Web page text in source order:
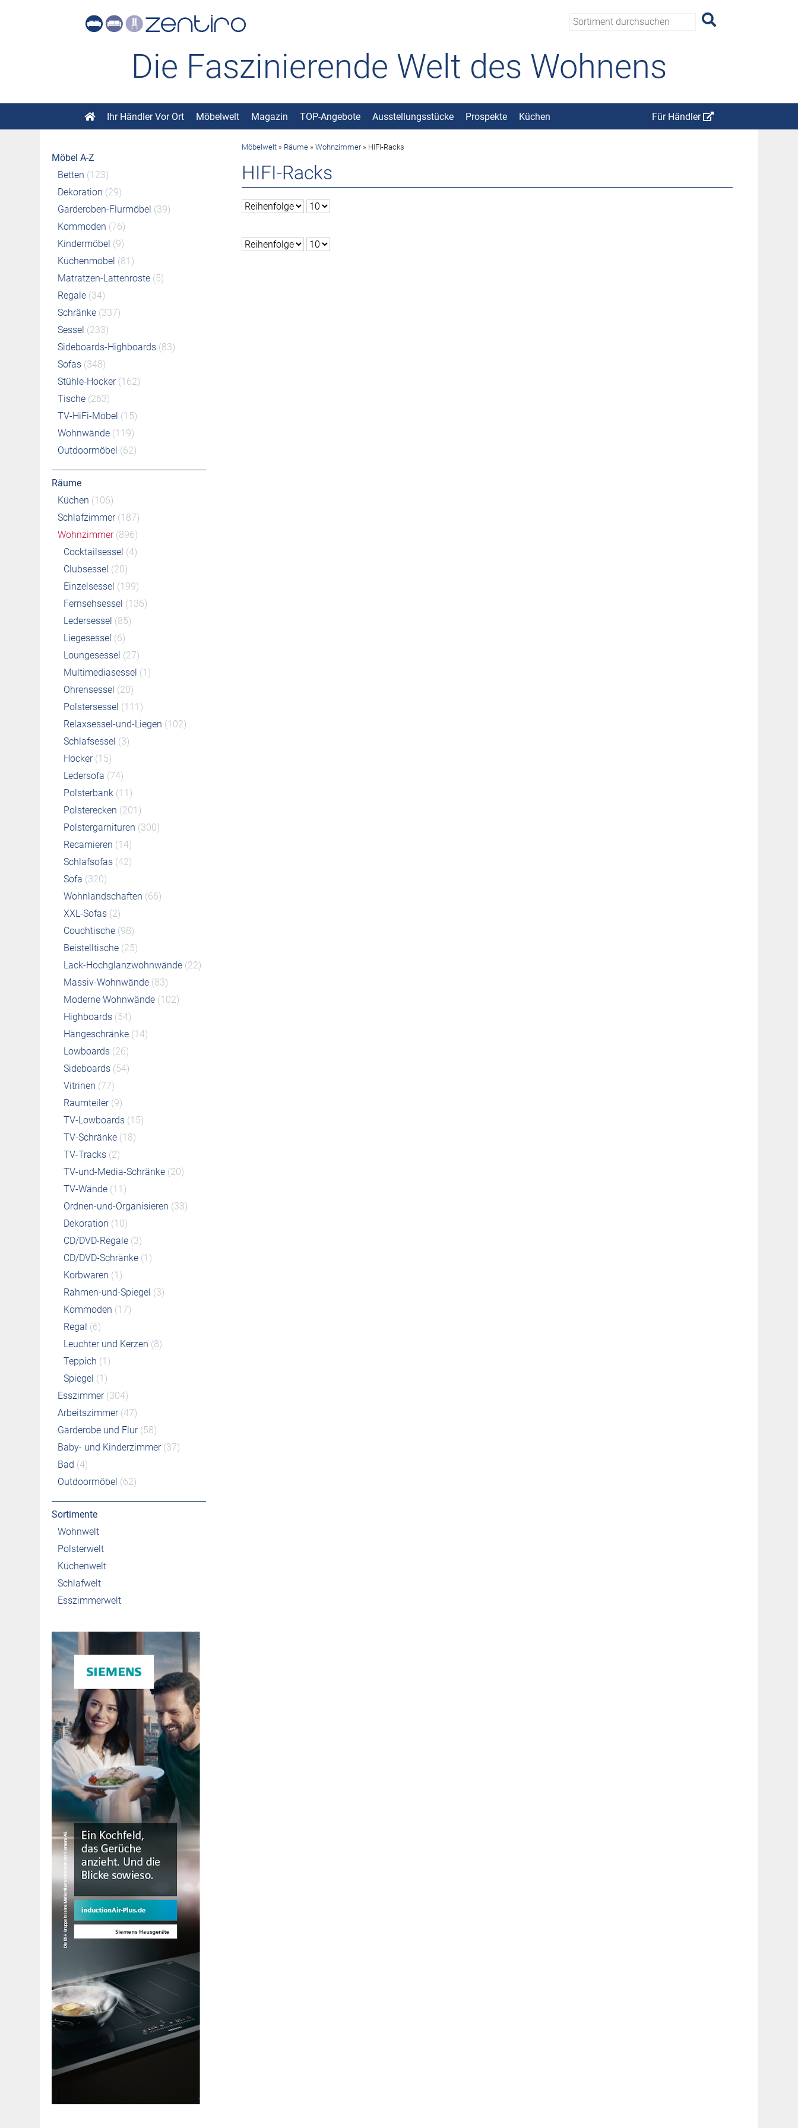
Die Faszinierende Welt des Wohnens
Ihr Händler Vor Ort Möbelwelt Magazin TOP-Angebote Ausstellungsstücke Prospekte Küchen Für Händler
Möbel A-Z
Betten (123)
Dekoration (29)
Garderoben-Flurmöbel (39)
Kommoden (76)
Kindermöbel (9)
Küchenmöbel (81)
Matratzen-Lattenroste (5)
Regale (34)
Schränke (337)
Sessel (233)
Sideboards-Highboards (83)
Sofas (348)
Stühle-Hocker (162)
Tische (263)
TV-HiFi-Möbel (15)
Wohnwände (119)
Outdoormöbel (62)
Räume
Küchen (106)
Schlafzimmer (187)
Wohnzimmer (896)
Cocktailsessel (4)
Clubsessel (20)
Einzelsessel (199)
Fernsehsessel (136)
Ledersessel (85)
Liegesessel (6)
Loungesessel (27)
Multimediasessel (1)
Ohrensessel (20)
Polstersessel (111)
Relaxsessel-und-Liegen (102)
Schlafsessel (3)
Hocker (15)
Ledersofa (74)
Polsterbank (11)
Polsterecken (201)
Polstergarnituren (300)
Recamieren (14)
Schlafsofas (42)
Sofa (320)
Wohnlandschaften (66)
XXL-Sofas (2)
Couchtische (98)
Beistelltische (25)
Lack-Hochglanzwohnwände (22)
Massiv-Wohnwände (83)
Moderne Wohnwände (102)
Highboards (54)
Hängeschränke (14)
Lowboards (26)
Sideboards (54)
Vitrinen (77)
Raumteiler (9)
TV-Lowboards (15)
TV-Schränke (18)
TV-Tracks (2)
TV-und-Media-Schränke (20)
TV-Wände (11)
Ordnen-und-Organisieren (33)
Dekoration (10)
CD/DVD-Regale (3)
CD/DVD-Schränke (1)
Korbwaren (1)
Rahmen-und-Spiegel (3)
Kommoden (17)
Regal (6)
Leuchter und Kerzen (8)
Teppich (1)
Spiegel (1)
Esszimmer (304)
Arbeitszimmer (47)
Garderobe und Flur (58)
Baby- und Kinderzimmer (37)
Bad (4)
Outdoormöbel (62)
Sortimente
Wohnwelt
Polsterwelt
Küchenwelt
Schlafwelt
Esszimmerwelt
Möbelwelt » Räume »Wohnzimmer» HIFI-Racks
HIFI-Racks